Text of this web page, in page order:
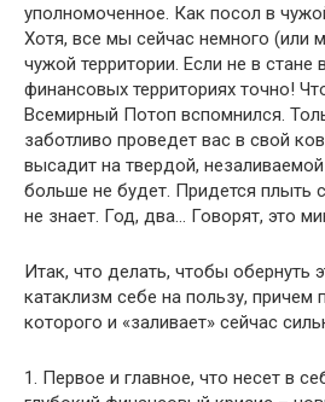
уполномоченное. Как посол в
Хотя, все мы сейчас немного (или
чужой территории. Если не в стане
финансовых территориях точно!
Всемирный Потоп вспомнился.
заботливо проведет вас в свой
высадит на твердой,
больше не будет. Придется плыть
не знает. Год, два… Говорят, это
Итак, что делать, чтобы обернуть
катаклизм себе на пользу, причем
которого и «заливает» сейчас
1. Первое и главное, что несет в